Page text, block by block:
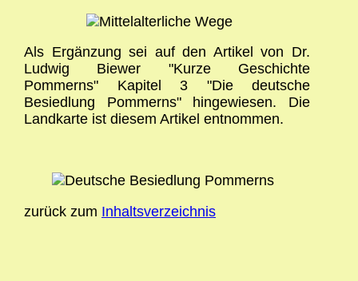
Als Ergänzung sei auf den Artikel von Dr.
Ludwig Biewer "Kurze Geschichte
Pommerns" Kapitel 3 "Die deutsche
Besiedlung Pommerns" hingewiesen. Die
Landkarte ist diesem Artikel entnommen.
zurück zum Inhaltsverzeichnis